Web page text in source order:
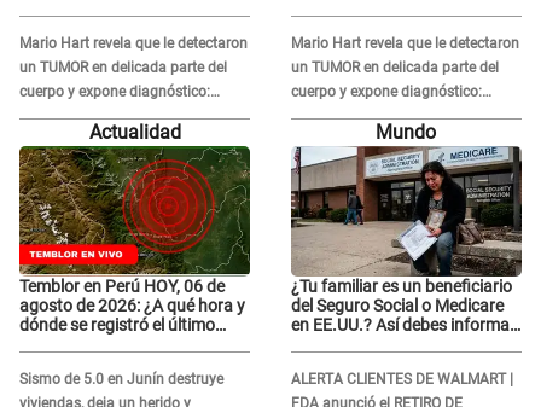
con él: "Muy triste..."
Mario Hart revela que le detectaron
un TUMOR en delicada parte del
cuerpo y expone diagnóstico:
"Dolores muy fuertes..."
con él: "Muy triste..."
Mario Hart revela que le detectaron
un TUMOR en delicada parte del
cuerpo y expone diagnóstico:
"Dolores muy fuertes..."
Actualidad
Temblor en Perú HOY, 06 de
agosto de 2026: ¿A qué hora y
dónde se registró el último
Sismo de 5.0 en Junín destruye
viviendas, deja un herido y
Mundo
¿Tu familiar es un beneficiario
del Seguro Social o Medicare
en EE.UU.? Así debes informar
ALERTA CLIENTES DE WALMART |
FDA anunció el RETIRO DE